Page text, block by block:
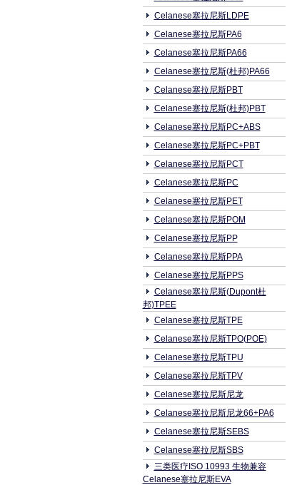
Celanese塞拉尼斯LDPE
Celanese塞拉尼斯PA6
Celanese塞拉尼斯PA66
Celanese塞拉尼斯(杜邦)PA66
Celanese塞拉尼斯PBT
Celanese塞拉尼斯(杜邦)PBT
Celanese塞拉尼斯PC+ABS
Celanese塞拉尼斯PC+PBT
Celanese塞拉尼斯PCT
Celanese塞拉尼斯PC
Celanese塞拉尼斯PET
Celanese塞拉尼斯POM
Celanese塞拉尼斯PP
Celanese塞拉尼斯PPA
Celanese塞拉尼斯PPS
Celanese塞拉尼斯(Dupont杜
邦)TPEE
Celanese塞拉尼斯TPE
Celanese塞拉尼斯TPO(POE)
Celanese塞拉尼斯TPU
Celanese塞拉尼斯TPV
Celanese塞拉尼斯尼龙
Celanese塞拉尼斯尼龙66+PA6
Celanese塞拉尼斯SEBS
Celanese塞拉尼斯SBS
三类医疗ISO 10993 生物兼容
Celanese塞拉尼斯EVA